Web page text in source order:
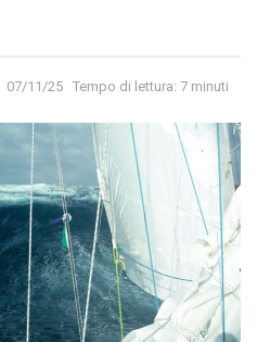
07/11/25 Tempo di lettura: 7 minuti